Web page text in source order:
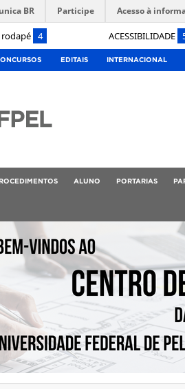
4 ACESSIBILIDADE
BR Participe Acesso à
EDITAIS INTERNACIONAL
ALUNO PORTARIAS